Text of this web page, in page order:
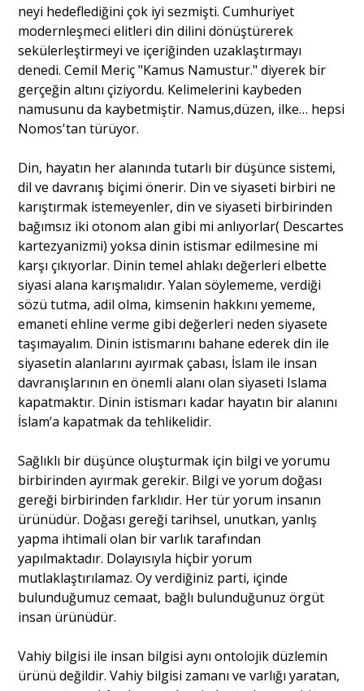
neyi hedeflediğini çok iyi sezmişti. Cumhuriyet
modernleşmeci elitleri din dilini dönüştürerek
sekülerleştirmeyi ve içeriğinden uzaklaştırmayı
denedi. Cemil Meriç "Kamus Namustur." diyerek bir
gerçeğin altını çiziyordu. Kelimelerini kaybeden
namusunu da kaybetmiştir. Namus,düzen, ilke… hepsi
Nomos'tan türüyor.
Din, hayatın her alanında tutarlı bir düşünce sistemi,
dil ve davranış biçimi önerir. Din ve siyaseti birbiri ne
karıştırmak istemeyenler, din ve siyaseti birbirinden
bağımsız iki otonom alan gibi mi anlıyorlar( Descartes
kartezyanizmi) yoksa dinin istismar edilmesine mi
karşı çıkıyorlar. Dinin temel ahlakı değerleri elbette
siyasi alana karışmalıdır. Yalan söylememe, verdiği
sözü tutma, adil olma, kimsenin hakkını yememe,
emaneti ehline verme gibi değerleri neden siyasete
taşımayalım. Dinin istismarını bahane ederek din ile
siyasetin alanlarını ayırmak çabası, İslam ile insan
davranışlarının en önemli alanı olan siyaseti Islama
kapatmaktır. Dinin istismarı kadar hayatın bir alanını
İslam’a kapatmak da tehlikelidir.
Sağlıklı bir düşünce oluşturmak için bilgi ve yorumu
birbirinden ayırmak gerekir. Bilgi ve yorum doğası
gereği birbirinden farklıdır. Her tür yorum insanın
ürünüdür. Doğası gereği tarihsel, unutkan, yanlış
yapma ihtimali olan bir varlık tarafından
yapılmaktadır. Dolayısıyla hiçbir yorum
mutlaklaştırılamaz. Oy verdiğiniz parti, içinde
bulunduğumuz cemaat, bağlı bulunduğunuz örgüt
insan ürünüdür.
Vahiy bilgisi ile insan bilgisi aynı ontolojik düzlemin
ürünü değildir. Vahiy bilgisi zamanı ve varlığı yaratan,